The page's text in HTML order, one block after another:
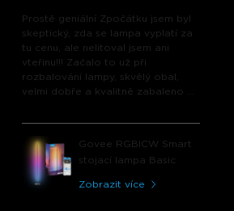
Prostě geniální Zpočátku jsem byl
skeptický, zda se lampa vyplatí za
tu cenu, ale nelitoval jsem ani
vteřinu!!! Začalo to už při
rozbalování lampy, skvělý obal,
velmi dobře a kvalitně zabaleno a
lampa nebude posledním
produktem od Govee, který jsem si
koupil!!!!!!
Govee RGBICW Smart
stojací lampa Basic
Zobrazit více